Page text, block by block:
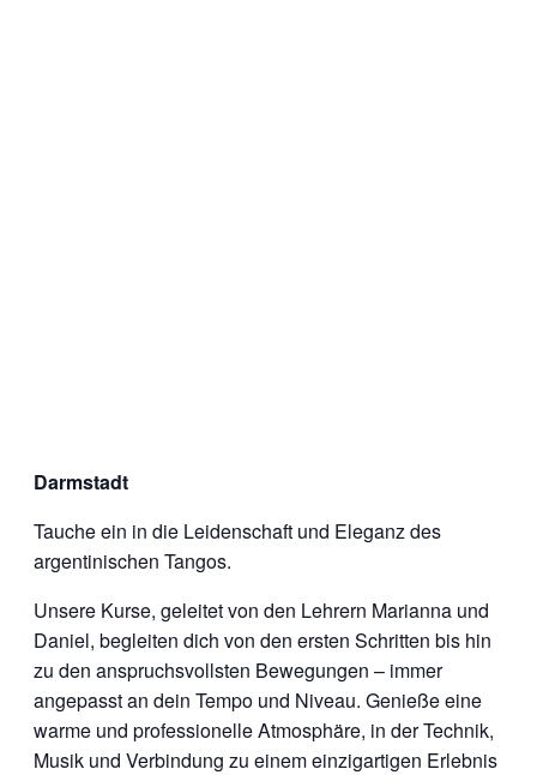
Darmstadt
Tauche ein in die Leidenschaft und Eleganz des
argentinischen Tangos.
Unsere Kurse, geleitet von den Lehrern Marianna und
Daniel, begleiten dich von den ersten Schritten bis hin
zu den anspruchsvollsten Bewegungen – immer
angepasst an dein Tempo und Niveau. Genieße eine
warme und professionelle Atmosphäre, in der Technik,
Musik und Verbindung zu einem einzigartigen Erlebnis